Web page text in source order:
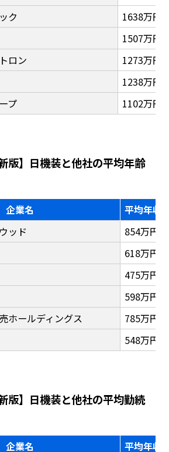
ク
1638万円
1507万円
ロン
1273万円
1238万円
プ
1102万円
版】日機装と他社の平均年齢
企業名
平均年収
ッド
854万円
618万円
475万円
598万円
ホールディングス
785万円
548万円
版】日機装と他社の平均勤続
企業名 平均年収